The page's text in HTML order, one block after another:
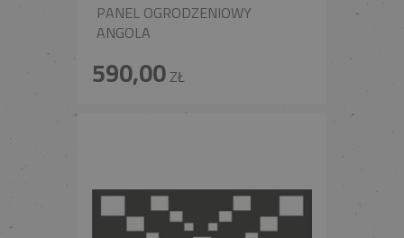
PANEL OGRODZENIOWY
ANGOLA
590,00ZŁ